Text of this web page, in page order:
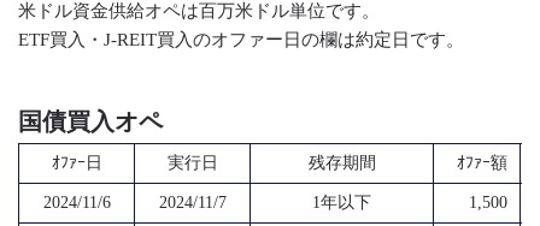
米ドル資金供給オペは百万米ドル単位です。
ETF買入・J-REIT買入のオファー日の欄は約定日です。
国債買入オペ
ｵﾌｧｰ日 実行日 残存期間 ｵﾌｧｰ額
2024/11/6 2024/11/7 1年以下 1,500